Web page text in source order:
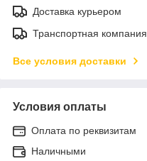
Доставка курьером
Транспортная компания
Все условия доставки
Условия оплаты
Оплата по реквизитам
Наличными